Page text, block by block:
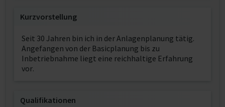
Kurzvorstellung
Seit 30 Jahren bin ich in der Anlagenplanung tätig.
Angefangen von der Basicplanung bis zu
Inbetriebnahme liegt eine reichhaltige Erfahrung
vor.
Qualifikationen